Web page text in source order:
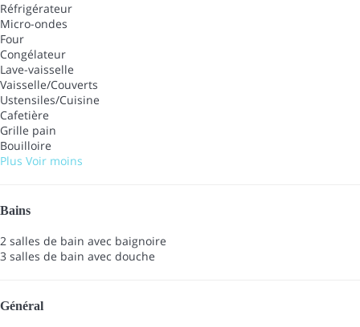
Réfrigérateur
Micro-ondes
Four
Congélateur
Lave-vaisselle
Vaisselle/Couverts
Ustensiles/Cuisine
Cafetière
Grille pain
Bouilloire
Plus Voir moins
Bains
2 salles de bain avec baignoire
3 salles de bain avec douche
Général